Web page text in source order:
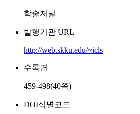
학술저널
발행기관 URL
http://web.skku.edu/~icls
수록면
459-498(40쪽)
DOI식별코드